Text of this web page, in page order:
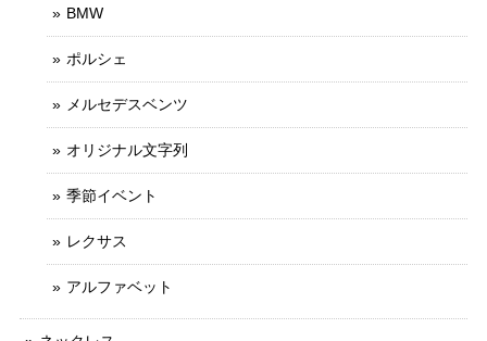
BMW
ポルシェ
メルセデスベンツ
オリジナル文字列
季節イベント
レクサス
アルファベット